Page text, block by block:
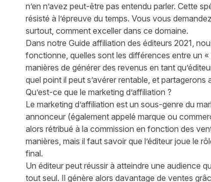
n’en n’avez peut-être pas entendu parler. Cette
résisté à l’épreuve du temps. Vous vous
surtout, comment exceller dans ce domaine.
Dans notre Guide affiliation des éditeurs 2021,
fonctionne, quelles sont les différences entre un
manières de générer des revenus en tant
quel point il peut s’avérer rentable, et
Qu’est-ce que le marketing d’affiliation ?
Le marketing d’affiliation est un sous-genre du
annonceur (également appelé marque ou
alors rétribué à la commission en fonction des
manières, mais il faut savoir que l’éditeurjoue le
final.
Un éditeur peut réussir à atteindre une audience
tout seul. Il génère alors davantage de ventes